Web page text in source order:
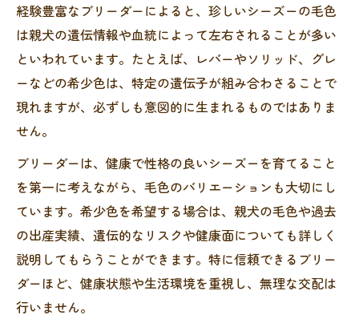
経験豊富なブリーダーによると、珍しいシーズーの毛色
は親犬の遺伝情報や血統によって左右されることが多い
といわれています。たとえば、レバーやソリッド、グレ
ーなどの希少色は、特定の遺伝子が組み合わさることで
現れますが、必ずしも意図的に生まれるものではありま
せん。
ブリーダーは、健康で性格の良いシーズーを育てること
を第一に考えながら、毛色のバリエーションも大切にし
ています。希少色を希望する場合は、親犬の毛色や過去
の出産実績、遺伝的なリスクや健康面についても詳しく
説明してもらうことができます。特に信頼できるブリー
ダーほど、健康状態や生活環境を重視し、無理な交配は
行いません。